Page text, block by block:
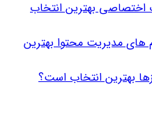
بهترین انتخاب
مدیریت محتوا بهترین
بهترین انتخاب است؟